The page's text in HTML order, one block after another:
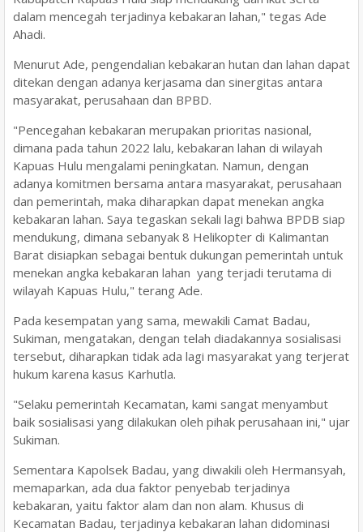
dalam mencegah terjadinya kebakaran lahan," tegas Ade
Ahadi.
Menurut Ade, pengendalian kebakaran hutan dan lahan dapat
ditekan dengan adanya kerjasama dan sinergitas antara
masyarakat, perusahaan dan BPBD.
"Pencegahan kebakaran merupakan prioritas nasional,
dimana pada tahun 2022 lalu, kebakaran lahan di wilayah
Kapuas Hulu mengalami peningkatan. Namun, dengan
adanya komitmen bersama antara masyarakat, perusahaan
dan pemerintah, maka diharapkan dapat menekan angka
kebakaran lahan. Saya tegaskan sekali lagi bahwa BPDB siap
mendukung, dimana sebanyak 8 Helikopter di Kalimantan
Barat disiapkan sebagai bentuk dukungan pemerintah untuk
menekan angka kebakaran lahan yang terjadi terutama di
wilayah Kapuas Hulu," terang Ade.
Pada kesempatan yang sama, mewakili Camat Badau,
Sukiman, mengatakan, dengan telah diadakannya sosialisasi
tersebut, diharapkan tidak ada lagi masyarakat yang terjerat
hukum karena kasus Karhutla.
"Selaku pemerintah Kecamatan, kami sangat menyambut
baik sosialisasi yang dilakukan oleh pihak perusahaan ini," ujar
Sukiman.
Sementara Kapolsek Badau, yang diwakili oleh Hermansyah,
memaparkan, ada dua faktor penyebab terjadinya
kebakaran, yaitu faktor alam dan non alam. Khusus di
Kecamatan Badau, terjadinya kebakaran lahan didominasi